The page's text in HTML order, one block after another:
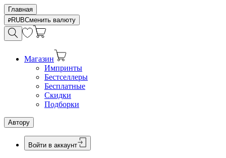
Главная
RUBСменить валюту
Магазин
Импринты
Бестселлеры
Бесплатные
Скидки
Подборки
Автору
Войти в аккаунт